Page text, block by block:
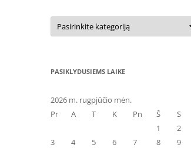
Kategorijos
PASIKLYDUSIEMS LAIKE
2026 m. rugpjūčio mėn.
Pr
A T K Pn Š
S
1
2
3
4 5 6 7 8
9